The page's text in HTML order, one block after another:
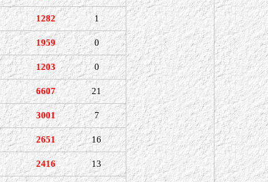
1282 1
1959 0
1203 0
6607 21
3001 7
2651 16
2416 13